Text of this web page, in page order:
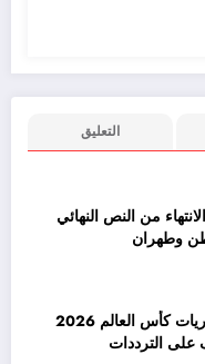
التعليق
من النص النهائي
وطهران
قنوات مجانية تنقل مباريات كأس العالم 2026
الترددات